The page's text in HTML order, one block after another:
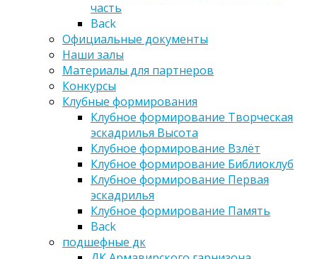
часть
Back
Официальные документы
Наши залы
Материалы для партнеров
Конкурсы
Клубные формирования
Клубное формирование Творческая
эскадрилья Высота
Клубное формирование Взлёт
Клубное формирование Библиоклуб
Клубное формирование Первая
эскадрилья
Клубное формирование Память
Back
подшефные дк